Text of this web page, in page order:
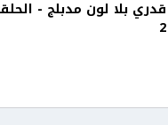
قدري بلا لون مدبلج -
2